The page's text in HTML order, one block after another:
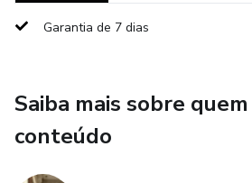
Garantia de 7 dias
Saiba mais sobre
conteúdo